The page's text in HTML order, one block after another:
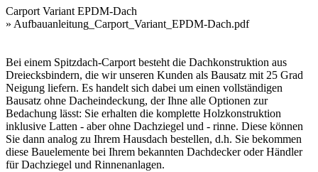
Carport Variant EPDM-Dach
» Aufbauanleitung_Carport_Variant_EPDM-Dach.pdf
Bei einem Spitzdach-Carport besteht die Dachkonstruktion aus
Dreiecksbindern, die wir unseren Kunden als Bausatz mit 25 Grad
Neigung liefern. Es handelt sich dabei um einen vollständigen
Bausatz ohne Dacheindeckung, der Ihne alle Optionen zur
Bedachung lässt: Sie erhalten die komplette Holzkonstruktion
inklusive Latten - aber ohne Dachziegel und - rinne. Diese können
Sie dann analog zu Ihrem Hausdach bestellen, d.h. Sie bekommen
diese Bauelemente bei Ihrem bekannten Dachdecker oder Händler
für Dachziegel und Rinnenanlagen.